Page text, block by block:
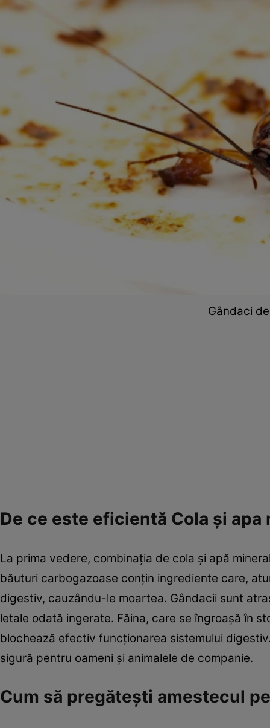
Gândaci
De ce este eficientă Cola și
La prima vedere, combinația de cola și apă
băuturi carbogazoase conțin ingrediente care,
digestiv, cauzându-le moartea. Gândacii sunt
letale odată ingerate. Făina, care se îngroașă în
blochează efectiv funcționarea sistemului
sigură pentru oameni și animalele de companie.
Cum să pregătești amestecul